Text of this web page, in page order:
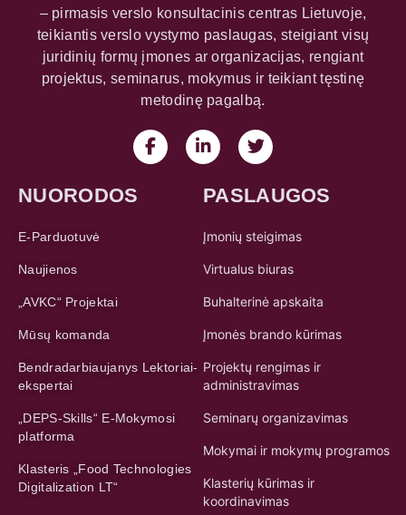
– pirmasis verslo konsultacinis centras Lietuvoje,
teikiantis verslo vystymo paslaugas, steigiant visų
juridinių formų įmones ar organizacijas, rengiant
projektus, seminarus, mokymus ir teikiant tęstinę
metodinę pagalbą.
NUORODOS
E-Parduotuvė
Naujienos
„AVKC“ Projektai
Mūsų komanda
Bendradarbiaujanys Lektoriai-
ekspertai
„DEPS-Skills“ E-Mokymosi
platforma
Klasteris „Food Technologies
Digitalization LT“
PASLAUGOS
Įmonių steigimas
Virtualus biuras
Buhalterinė apskaita
Įmonės brando kūrimas
Projektų rengimas ir
administravimas
Seminarų organizavimas
Mokymai ir mokymų programos
Klasterių kūrimas ir
koordinavimas